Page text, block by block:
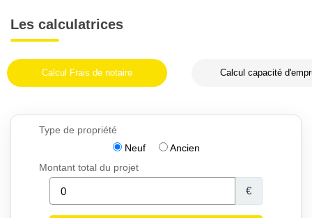
Les calculatrices
Calcul Frais de notaire Calcul capacité